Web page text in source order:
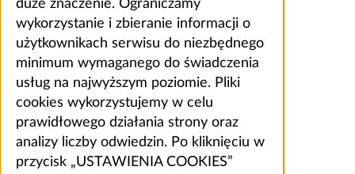
duże znaczenie. Ograniczamy
wykorzystanie i zbieranie informacji o
użytkownikach serwisu do niezbędnego
minimum wymaganego do świadczenia
usług na najwyższym poziomie. Pliki
cookies wykorzystujemy w celu
prawidłowego działania strony oraz
analizy liczby odwiedzin. Po kliknięciu w
przycisk „USTAWIENIA COOKIES”